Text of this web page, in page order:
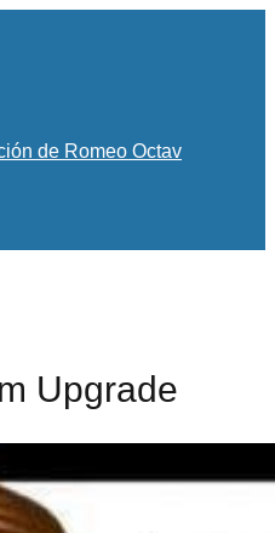
de Romeo Octav
Upgrade